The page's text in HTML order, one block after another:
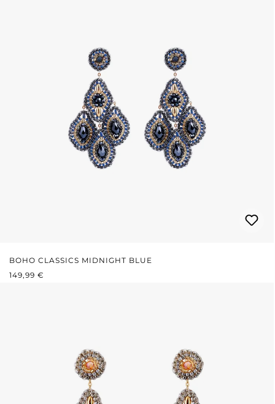
BOHO CLASSICS MIDNIGHT BLUE
REGULÄRER PREIS:
149,99 €